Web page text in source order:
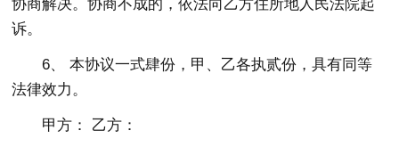
协商解决。协商不成的，依法向乙方住所地人民法院起
诉。
6、 本协议一式肆份，甲、乙各执贰份，具有同等
法律效力。
甲方： 乙方：